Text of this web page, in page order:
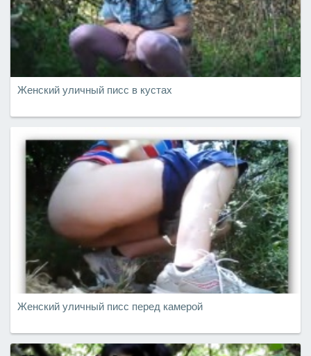
Женский уличный писс в кустах
Женский уличный писс перед камерой